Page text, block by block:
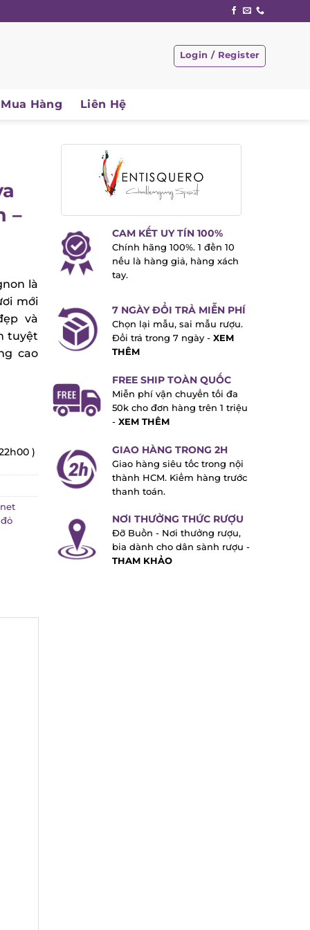
Login / Register
Mua Hàng Liên Hệ
–
là
mới
và
tuyệt
cao
)
CAM KẾT UY TÍN 100%
Chính hãng 100%. 1 đền 10
nếu là hàng giả, hàng xách
tay.
7 NGÀY ĐỔI TRẢ MIỄN PHÍ
Chọn lại mẫu, sai mẫu rượu.
Đổi trả trong 7 ngày - XEM
THÊM
FREE SHIP TOÀN QUỐC
Miễn phí vận chuyển tối đa
50k cho đơn hàng trên 1 triệu
- XEM THÊM
GIAO HÀNG TRONG 2H
Giao hàng siêu tốc trong nội
thành HCM. Kiểm hàng trước
thanh toán.
NƠI THƯỞNG THỨC RƯỢU
Đỡ Buồn - Nơi thưởng rượu,
bia dành cho dân sành rượu -
THAM KHẢO